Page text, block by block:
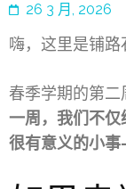
26 3 月, 2026
嗨，这里是铺路
春季学期的第二
一周，我们不
很有意义的小